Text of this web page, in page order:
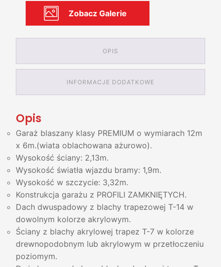
Zobacz Galerie
OPIS
INFORMACJE DODATKOWE
Opis
Garaż blaszany klasy PREMIUM o wymiarach 12m
x 6m.(wiata oblachowana ażurowo).
Wysokość ściany: 2,13m.
Wysokość światła wjazdu bramy: 1,9m.
Wysokość w szczycie: 3,32m.
Konstrukcja garażu z PROFILI ZAMKNIĘTYCH.
Dach dwuspadowy z blachy trapezowej T-14 w
dowolnym kolorze akrylowym.
Ściany z blachy akrylowej trapez T-7 w kolorze
drewnopodobnym lub akrylowym w przetłoczeniu
poziomym.